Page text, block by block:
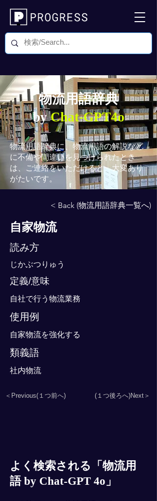
物流用語辞典
byChat-GPT4o
物流用語辞典に、物流用語の解説など
に不備や間違いを見つけられたとき
は、ご連絡をいただけると、大変あり
がたいです。
< Back (物流用語辞典一覧へ)
自家物流
読み方
じかぶつりゅう
定義/意味
自社で行う物流業務
使用例
自家物流を強化する
類義語
社内物流
＜Previous(１つ前へ) (１つ後ろへ)Next＞
よく検索される「物流用
語 by Chat-GPT 4o」